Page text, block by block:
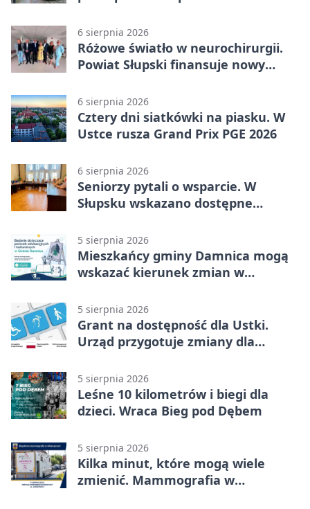
6 sierpnia 2026
Różowe światło w neurochirurgii.
Powiat Słupski finansuje nowy
6 sierpnia 2026
Cztery dni siatkówki na piasku. W
Ustce rusza Grand Prix PGE 2026
6 sierpnia 2026
Seniorzy pytali o wsparcie. W
Słupsku wskazano dostępne
5 sierpnia 2026
Mieszkańcy gminy Damnica mogą
wskazać kierunek zmian w
5 sierpnia 2026
Grant na dostępność dla Ustki.
Urząd przygotuje zmiany dla
5 sierpnia 2026
Leśne 10 kilometrów i biegi dla
dzieci. Wraca Bieg pod Dębem
5 sierpnia 2026
Kilka minut, które mogą wiele
zmienić. Mammografia w